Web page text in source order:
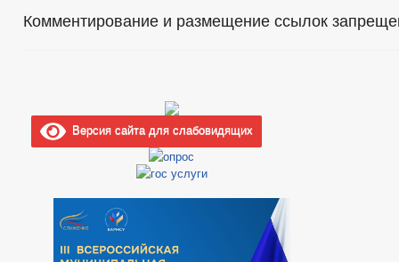
Комментирование и размещение ссылок
Версия сайта для слабовидящих